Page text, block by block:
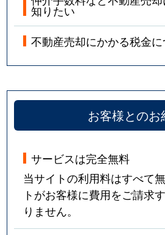
知りたい
不動産売却にかかる税金
お客様とのお
サービスは完全無料
当サイトの利用料はすべて
トがお客様に費用をご請求
りません。